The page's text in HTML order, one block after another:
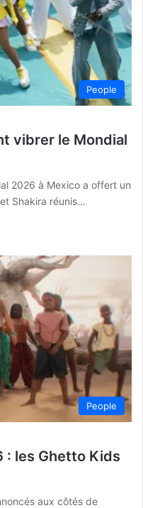
People
vibrer le Mondial
2026 à Mexico a offert un
Shakira réunis…
People
: les Ghetto Kids
aux côtés de